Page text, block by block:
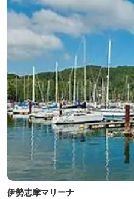
伊勢志摩マリーナ